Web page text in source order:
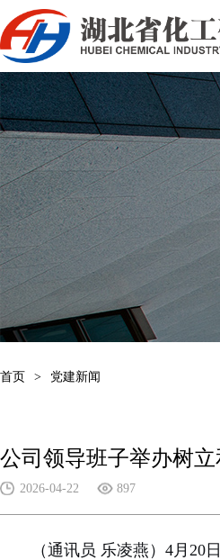
首页 > 党建新闻
公司领导班子举办树
2026-04-22 897
（通讯员 乐凌燕）4月20日